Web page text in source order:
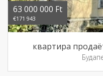
63 000 000 Ft
€171 943
квартира